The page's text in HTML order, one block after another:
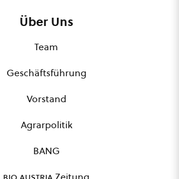
Über Uns
Team
Geschäftsführung
Vorstand
Agrarpolitik
BANG